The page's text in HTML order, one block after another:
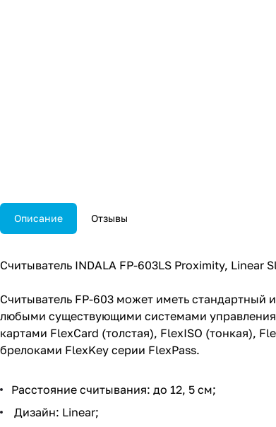
Описание Отзывы
Считыватель INDALA FP-603LS Proximity,
Считыватель FP-603 может иметь стандартный
любыми существующими системами управления
картами FlexCard (толстая), FlexISO (тонкая),
брелоками FlexKey серии FlexPass.
Расстояние считывания: до 12, 5 см;
Дизайн: Linear;